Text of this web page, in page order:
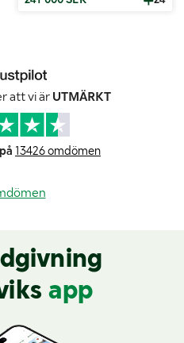
att vi är UTMÄRKT
13426 omdömen
app